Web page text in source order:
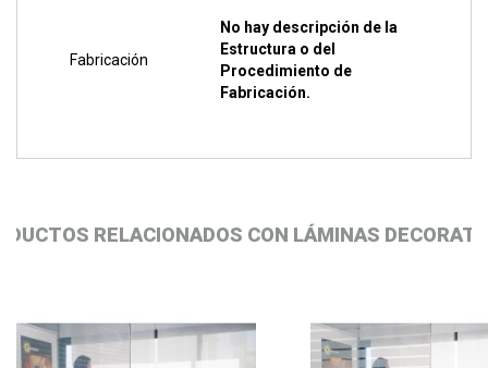
Fabricación
No hay descripción de la
Estructura o del
Procedimiento de
Fabricación.
RELACIONADOS CON LÁMINAS